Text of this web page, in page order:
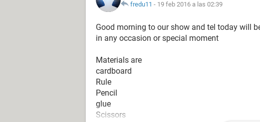
fredu11 - 19 feb 2016 a las 02:39
Good morning to our show and tel today will
in any occasion or special moment
Materials are
cardboard
Rule
Pencil
glue
Scissors